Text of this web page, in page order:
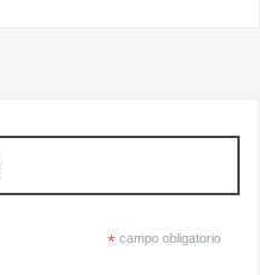
*campo obligatorio